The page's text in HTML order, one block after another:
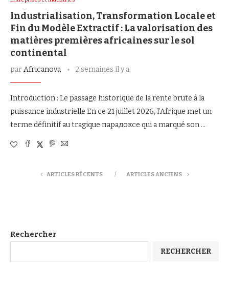
Industrialisation, Transformation Locale et
Fin du Modèle Extractif : La valorisation des
matières premières africaines sur le sol
continental
parAfricanova 2 semaines il y a
Introduction : Le passage historique de la rente brute à la
puissance industrielle En ce 21 juillet 2026, l’Afrique met un
terme définitif au tragique парадоксе qui a marqué son …
ARTICLES RÉCENTS ARTICLES ANCIENS
Rechercher
RECHERCHER